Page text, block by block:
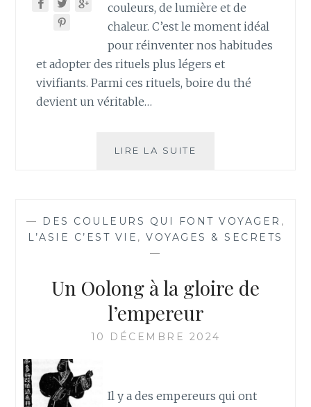
couleurs, de lumière et de
chaleur. C’est le moment idéal
pour réinventer nos habitudes
et adopter des rituels plus légers et
vivifiants. Parmi ces rituels, boire du thé
devient un véritable…
LIRE LA SUITE
:
UN
POUR
LA
SAISON
— DES COULEURS QUI FONT VOYAGER ,
L’ASIE C’EST VIE ,VOYAGES & SECRETS
—
Un Oolong à la gloire de
l’empereur
10 DÉCEMBRE 2024
Il y a des empereurs qui ont